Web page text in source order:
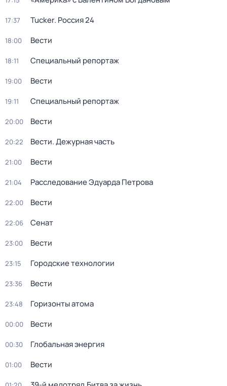
17:37 Tucker. Россия 24
18:00 Вести
18:11 Специальный репортаж
19:00 Вести
19:11 Специальный репортаж
20:00 Вести
20:22 Вести. Дежурная часть
21:00 Вести
21:04 Расследование Эдуарда Петрова
22:00 Вести
22:06 Сенат
23:00 Вести
23:15 Городские технологии
23:36 Вести
23:48 Горизонты атома
00:00 Вести
00:30 Глобальная энергия
01:00 Вести